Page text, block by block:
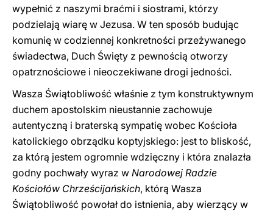
wypełnić z naszymi braćmi i siostrami, którzy
podzielają wiarę w Jezusa. W ten sposób budując
komunię w codziennej konkretności przeżywanego
świadectwa, Duch Święty z pewnością otworzy
opatrznościowe i nieoczekiwane drogi jedności.
Wasza Świątobliwość właśnie z tym konstruktywnym
duchem apostolskim nieustannie zachowuje
autentyczną i braterską sympatię wobec Kościoła
katolickiego obrządku koptyjskiego: jest to bliskość,
za którą jestem ogromnie wdzięczny i która znalazła
godny pochwały wyraz w Narodowej Radzie
Kościołów Chrześcijańskich, którą Wasza
Świątobliwość powołał do istnienia, aby wierzący w